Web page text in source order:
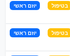
בטיפול יוזם ראשי
בטיפול יוזם ראשי